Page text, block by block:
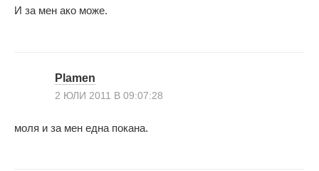
И за мен ако може.
Plamen
2 ЮЛИ 2011 В 09:07:28
моля и за мен една покана.